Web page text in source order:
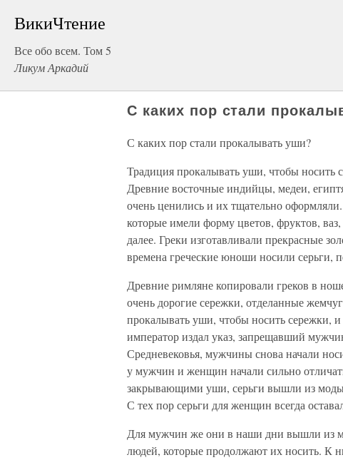
ВикиЧтение
Все обо всем. Том 5
Ликум Аркадий
С каких пор стали
С каких пор стали прокалывать уши?
Традиция прокалывать уши, чтобы носить
Древние восточные индийцы, медеи,
очень ценились и их тщательно
которые имели форму цветов, фруктов,
далее. Греки изготавливали прекрасные
времена греческие юноши носили серьги,
Древние римляне копировали греков в
очень дорогие сережки, отделанные
прокалывать уши, чтобы носить сережки,
император издал указ, запрещавший
Средневековья, мужчины снова начали
у мужчин и женщин начали сильно
закрывающими уши, серьги вышли из
С тех пор серьги для женщин всегда
Для мужчин же они в наши дни вышли из
людей, которые продолжают их носить. К